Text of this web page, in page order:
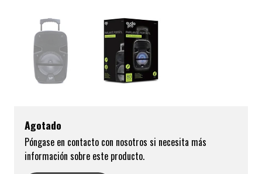
Agotado
Póngase en contacto con nosotros si necesita más
información sobre este producto.